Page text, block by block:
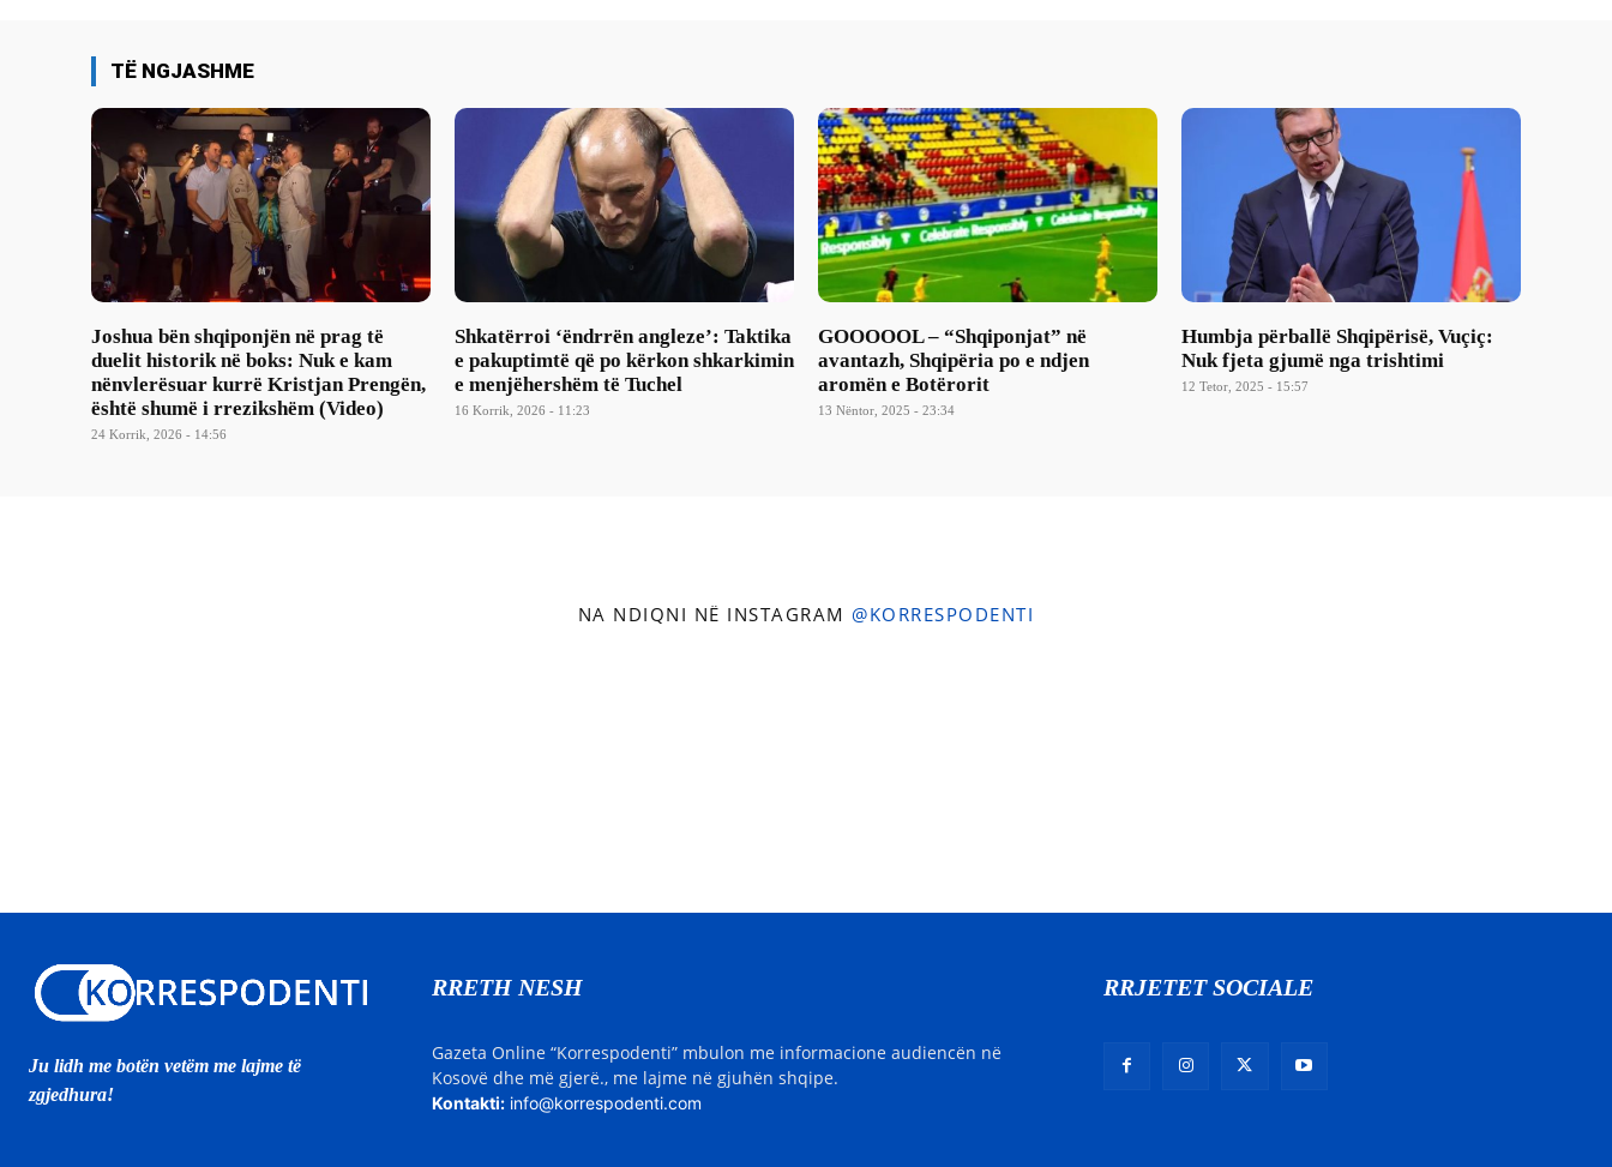
TË NGJASHME
Joshua bën shqiponjën në prag të
duelit historik në boks: Nuk e kam
nënvlerësuar kurrë Kristjan Prengën,
është shumë i rrezikshëm (Video)
24 Korrik, 2026 - 14:56
Shkatërroi ‘ëndrrën angleze’: Taktika
e pakuptimtë që po kërkon shkarkimin
e menjëhershëm të Tuchel
16 Korrik, 2026 - 11:23
GOOOOOL – “Shqiponjat” në
avantazh, Shqipëria po e ndjen
aromën e Botërorit
13 Nëntor, 2025 - 23:34
Humbja përballë Shqipërisë, Vuçiç:
Nuk fjeta gjumë nga trishtimi
12 Tetor, 2025 - 15:57
NA NDIQNI NË INSTAGRAM @KORRESPODENTI
Ju lidh me botën vetëm me lajme të
zgjedhura!
RRETH NESH
Gazeta Online “Korrespodenti” mbulon me informacione audiencën në
Kosovë dhe më gjerë., me lajme në gjuhën shqipe.
Kontakti: info@korrespodenti.com
RRJETET SOCIALE